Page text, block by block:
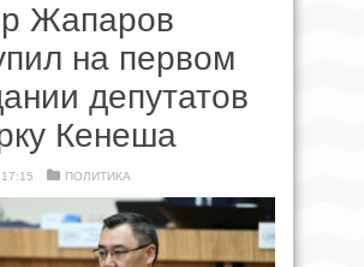
Жапаров
на первом
депутатов
Кенеша
ПОЛИТИКА